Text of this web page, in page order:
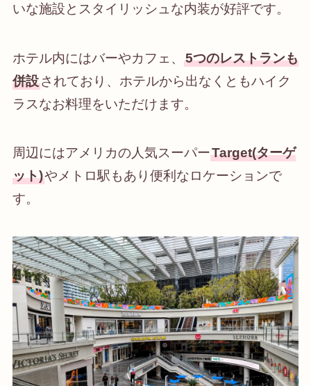
いな施設とスタイリッシュな内装が好評です。
ホテル内にはバーやカフェ、 5つのレストランも
併設されており、ホテルから出なくともハイク
ラスなお料理をいただけます。
周辺にはアメリカの人気スーパーTarget(ターゲ
ット)やメトロ駅もあり便利なロケーションで
す。